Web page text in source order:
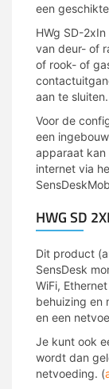
een
HWg SD-
van deur- of
of rook- of
aan te sluiten.
Voor de
een
apparaat
internet via
HWG SD
Dit product
SensDesk
WiFi,
behuizing en
en een
Je kunt ook
wordt dan
netvoeding. (